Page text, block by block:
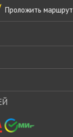
Проложить маршрут